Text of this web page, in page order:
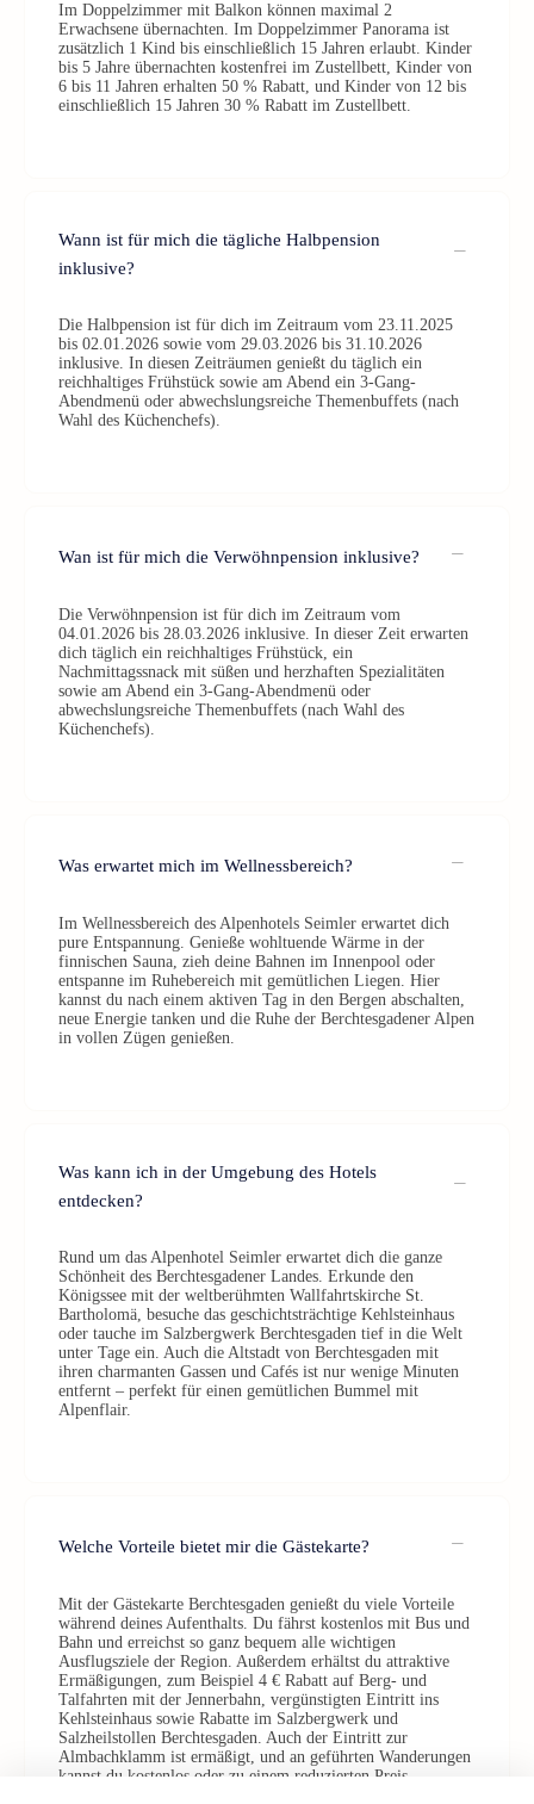
Im Doppelzimmer mit Balkon können maximal 2
Erwachsene übernachten. Im Doppelzimmer Panorama ist
zusätzlich 1 Kind bis einschließlich 15 Jahren erlaubt. Kinder
bis 5 Jahre übernachten kostenfrei im Zustellbett, Kinder von
6 bis 11 Jahren erhalten 50 % Rabatt, und Kinder von 12 bis
einschließlich 15 Jahren 30 % Rabatt im Zustellbett.
Wann ist für mich die tägliche Halbpension
inklusive?
Die Halbpension ist für dich im Zeitraum vom 23.11.2025
bis 02.01.2026 sowie vom 29.03.2026 bis 31.10.2026
inklusive. In diesen Zeiträumen genießt du täglich ein
reichhaltiges Frühstück sowie am Abend ein 3-Gang-
Abendmenü oder abwechslungsreiche Themenbuffets (nach
Wahl des Küchenchefs).
Wan ist für mich die Verwöhnpension inklusive?
Die Verwöhnpension ist für dich im Zeitraum vom
04.01.2026 bis 28.03.2026 inklusive. In dieser Zeit erwarten
dich täglich ein reichhaltiges Frühstück, ein
Nachmittagssnack mit süßen und herzhaften Spezialitäten
sowie am Abend ein 3-Gang-Abendmenü oder
abwechslungsreiche Themenbuffets (nach Wahl des
Küchenchefs).
Was erwartet mich im Wellnessbereich?
Im Wellnessbereich des Alpenhotels Seimler erwartet dich
pure Entspannung. Genieße wohltuende Wärme in der
finnischen Sauna, zieh deine Bahnen im Innenpool oder
entspanne im Ruhebereich mit gemütlichen Liegen. Hier
kannst du nach einem aktiven Tag in den Bergen abschalten,
neue Energie tanken und die Ruhe der Berchtesgadener Alpen
in vollen Zügen genießen.
Was kann ich in der Umgebung des Hotels
entdecken?
Rund um das Alpenhotel Seimler erwartet dich die ganze
Schönheit des Berchtesgadener Landes. Erkunde den
Königssee mit der weltberühmten Wallfahrtskirche St.
Bartholomä, besuche das geschichtsträchtige Kehlsteinhaus
oder tauche im Salzbergwerk Berchtesgaden tief in die Welt
unter Tage ein. Auch die Altstadt von Berchtesgaden mit
ihren charmanten Gassen und Cafés ist nur wenige Minuten
entfernt – perfekt für einen gemütlichen Bummel mit
Alpenflair.
Welche Vorteile bietet mir die Gästekarte?
Mit der Gästekarte Berchtesgaden genießt du viele Vorteile
während deines Aufenthalts. Du fährst kostenlos mit Bus und
Bahn und erreichst so ganz bequem alle wichtigen
Ausflugsziele der Region. Außerdem erhältst du attraktive
Ermäßigungen, zum Beispiel 4 € Rabatt auf Berg- und
Talfahrten mit der Jennerbahn, vergünstigten Eintritt ins
Kehlsteinhaus sowie Rabatte im Salzbergwerk und
Salzheilstollen Berchtesgaden. Auch der Eintritt zur
Almbachklamm ist ermäßigt, und an geführten Wanderungen
kannst du kostenlos oder zu einem reduzierten Preis